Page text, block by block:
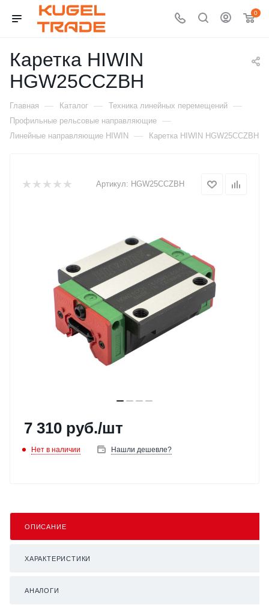
0
Каретка HIWIN
HGW25CCZBH
Главная — Каталог — Техника линейных перемещений —
Профильные рельсовые направляющие —
Линейные направляющие HIWIN — Каретка HIWIN HGW25CCZBH
Артикул: HGW25CCZBH
7 310 руб./шт
Нет в наличии Нашли дешевле?
ОПИСАНИЕ
ХАРАКТЕРИСТИКИ
АНАЛОГИ